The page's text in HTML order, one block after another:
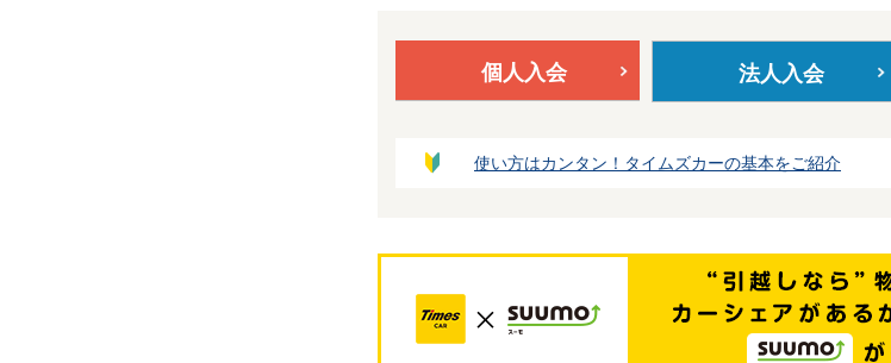
個人入会 法人入会
使い方はカンタン！タイムズカーの基本をご紹介